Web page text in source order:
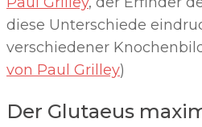
diese Unterschiede
verschiedener
von Paul Grilley)
Der Glutaeus